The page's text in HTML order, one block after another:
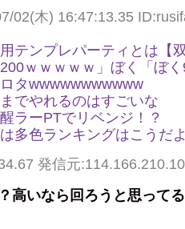
02(木) 16:47:13.35
テンプレパーティとは【
ｗｗｗｗｗ」ぼく「ぼ
タwwwwwwwwwww
でやれるのはすごいな
ラーPTでリベンジ！？
多色ランキングはこうだ
発信元
高いなら回ろうと思って